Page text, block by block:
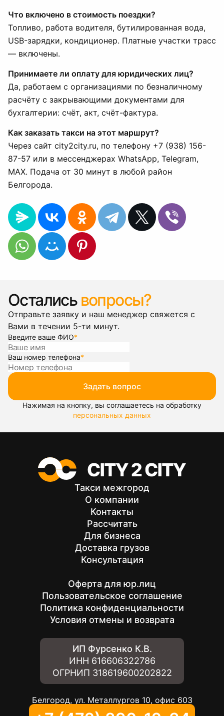
Что включено в стоимость поездки?
Топливо, работа водителя, бутилированная вода,
USB-зарядки, кондиционер. Платные участки трасс
— включены.
Принимаете ли оплату для юридических лиц?
Да, работаем с организациями по безналичному
расчёту с закрывающими документами для
бухгалтерии: счёт, акт, счёт-фактура.
Как заказать такси на этот маршрут?
Через сайт city2city.ru, по телефону +7 (938) 156-
87-57 или в мессенджерах WhatsApp, Telegram,
MAX. Подача от 30 минут в любой район
Белгорода.
Остались вопросы?
Отправьте заявку и наш менеджер свяжется с
Вами в течении 5-ти минут.
Введите ваше ФИО*
Ваш номер телефона*
Задать вопрос
Нажимая на кнопку, вы соглашаетесь на обработку
персональных данных
Такси межгород
О компании
Контакты
Рассчитать
Для бизнеса
Доставка грузов
Консультация
Оферта для юр.лиц
Пользовательское соглашение
Политика конфиденциальности
Условия отмены и возврата
ИП Фурсенко К.В.
ИНН 616606322786
ОГРНИП 318619600202822
Белгород, ул. Металлургов 10, офис 603